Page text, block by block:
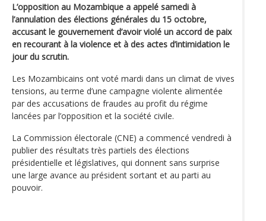
L’opposition au Mozambique a appelé samedi à
l’annulation des élections générales du 15 octobre,
accusant le gouvernement d’avoir violé un accord de paix
en recourant à la violence et à des actes d’intimidation le
jour du scrutin.
Les Mozambicains ont voté mardi dans un climat de vives
tensions, au terme d’une campagne violente alimentée
par des accusations de fraudes au profit du régime
lancées par l’opposition et la société civile.
La Commission électorale (CNE) a commencé vendredi à
publier des résultats très partiels des élections
présidentielle et législatives, qui donnent sans surprise
une large avance au président sortant et au parti au
pouvoir.